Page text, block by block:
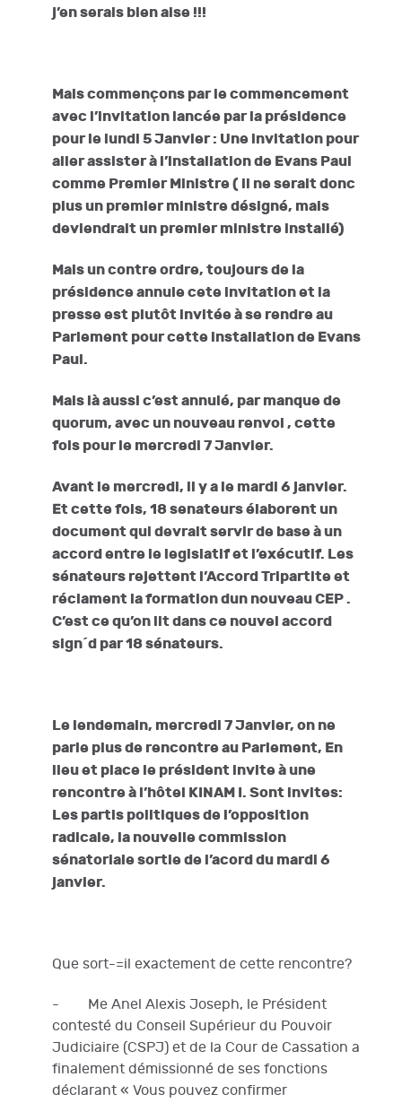
j’en serais bien aise !!!
Mais commençons par le commencement
avec l’invitation lancée par la présidence
pour le lundi 5 Janvier : Une invitation pour
aller assister à l’installation de Evans Paul
comme Premier Ministre ( il ne serait donc
plus un premier ministre désigné, mais
deviendrait un premier ministre installé)
Mais un contre ordre, toujours de la
présidence annule cete invitation et la
presse est plutôt invitée à se rendre au
Parlement pour cette installation de Evans
Paul.
Mais là aussi c’est annulé, par manque de
quorum, avec un nouveau renvoi , cette
fois pour le mercredi 7 Janvier.
Avant le mercredi, il y a le mardi 6 janvier.
Et cette fois, 18 senateurs élaborent un
document qui devrait servir de base à un
accord entre le legislatif et l’exécutif. Les
sénateurs rejettent l’Accord Tripartite et
réclament la formation dun nouveau CEP .
C’est ce qu’on lit dans ce nouvel accord
sign´d par 18 sénateurs.
Le lendemain, mercredi 7 Janvier, on ne
parle plus de rencontre au Parlement, En
lieu et place le président invite à une
rencontre à l’hôtel KINAM I. Sont invites:
Les partis politiques de l’opposition
radicale, la nouvelle commission
sénatoriale sortie de l’acord du mardi 6
janvier.
Que sort-=il exactement de cette rencontre?
- Me Anel Alexis Joseph, le Président
contesté du Conseil Supérieur du Pouvoir
Judiciaire (CSPJ) et de la Cour de Cassation a
finalement démissionné de ses fonctions
déclarant « Vous pouvez confirmer